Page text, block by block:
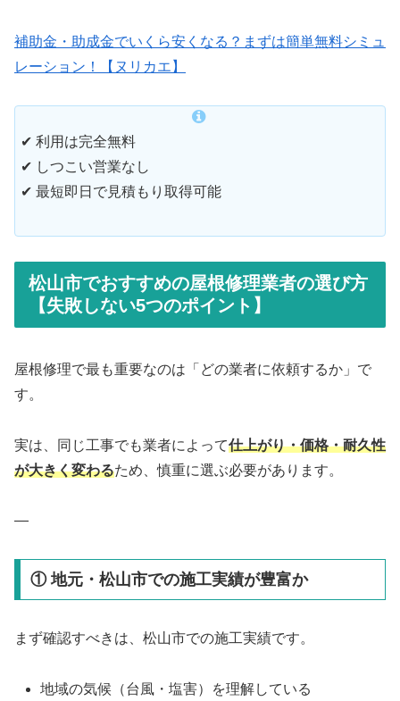
補助金・助成金でいくら安くなる？まずは簡単無料シミュ
レーション！【ヌリカエ】
✔ 利用は完全無料
✔ しつこい営業なし
✔ 最短即日で見積もり取得可能
松山市でおすすめの屋根修理業者の選び方
【失敗しない5つのポイント】
屋根修理で最も重要なのは「どの業者に依頼するか」で
す。
実は、同じ工事でも業者によって仕上がり・価格・耐久性
が大きく変わるため、慎重に選ぶ必要があります。
—
① 地元・松山市での施工実績が豊富か
まず確認すべきは、松山市での施工実績です。
地域の気候（台風・塩害）を理解している